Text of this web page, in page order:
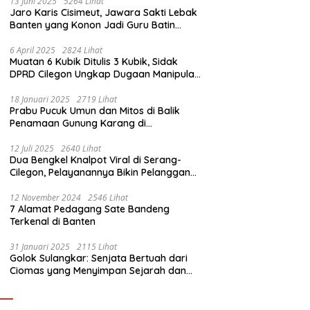
Jaro Karis Cisimeut, Jawara Sakti Lebak
Banten yang Konon Jadi Guru Batin
6 April 2025 2824 Lihat
Muatan 6 Kubik Ditulis 3 Kubik, Sidak
DPRD Cilegon Ungkap Dugaan Manipulasi
18 Januari 2025 2719 Lihat
Prabu Pucuk Umun dan Mitos di Balik
Penamaan Gunung Karang di
12 Juli 2025 2640 Lihat
Dua Bengkel Knalpot Viral di Serang-
Cilegon, Pelayanannya Bikin Pelanggan
12 November 2024 2546 Lihat
7 Alamat Pedagang Sate Bandeng
Terkenal di Banten
31 Januari 2025 2115 Lihat
Golok Sulangkar: Senjata Bertuah dari
Ciomas yang Menyimpan Sejarah dan